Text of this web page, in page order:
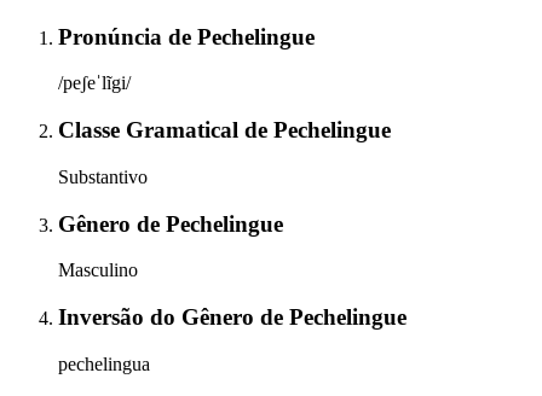
Pronúncia de Pechelingue
/peʃeˈlĩgi/
Classe Gramatical de Pechelingue
Substantivo
Gênero de Pechelingue
Masculino
Inversão do Gênero de Pechelingue
pechelingua